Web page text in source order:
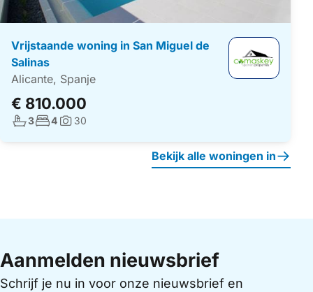
Vrijstaande woning in San Miguel de
Salinas
Alicante, Spanje
€ 810.000
Aantal badkamers:
3Aantal slaapkamers:
4Foto's:
30
Bekijk alle woningen in
Aanmelden nieuwsbrief
Schrijf je nu in voor onze nieuwsbrief en